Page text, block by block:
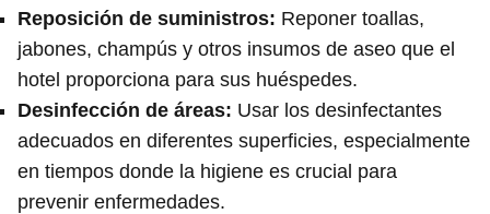
Reposición de suministros: Reponer toallas,
jabones, champús y otros insumos de aseo que el
hotel proporciona para sus huéspedes.
Desinfección de áreas: Usar los desinfectantes
adecuados en diferentes superficies, especialmente
en tiempos donde la higiene es crucial para
prevenir enfermedades.